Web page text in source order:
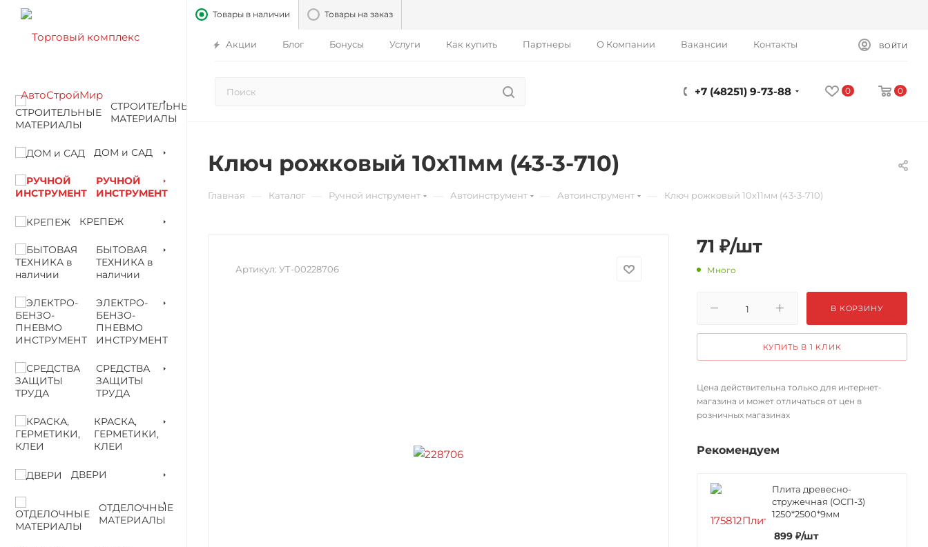
Товары в наличии Товары на заказ
Акции Блог Бонусы Услуги Как купить Партнеры О Компании Вакансии Контакты ВОЙТИ
0 0
+7 (48251) 9-73-88
СТРОИТЕЛЬНЫЕ
МАТЕРИАЛЫ
ДОМ и САД
РУЧНОЙ
ИНСТРУМЕНТ
КРЕПЕЖ
БЫТОВАЯ
ТЕХНИКА в
наличии
ЭЛЕКТРО-
БЕНЗО-
ПНЕВМО
ИНСТРУМЕНТ
СРЕДСТВА
ЗАЩИТЫ
ТРУДА
КРАСКА,
ГЕРМЕТИКИ,
КЛЕИ
ДВЕРИ
ОТДЕЛОЧНЫЕ
МАТЕРИАЛЫ
Ключ рожковый 10х11мм (43-3-710)
Главная Каталог Ручной инструмент Автоинструмент Автоинструмент Ключ рожковый 10х11мм (43-3-710)
Артикул: УТ-00228706
71 ₽/шт
Много
В КОРЗИНУ
КУПИТЬ В 1 КЛИК
Цена действительна только для интернет-
магазина и может отличаться от цен в
розничных магазинах
Рекомендуем
Плита древесно-
стружечная (ОСП-3)
1250*2500*9мм
899 ₽/шт